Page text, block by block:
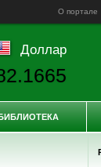
О портале
Доллар